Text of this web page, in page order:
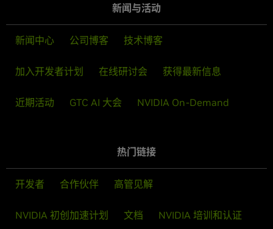
新闻与活动
新闻中心 公司博客 技术博客
加入开发者计划 在线研讨会 获得最新信息
近期活动 GTC AI 大会 NVIDIA On-Demand
热门链接
开发者 合作伙伴 高管见解
NVIDIA 初创加速计划 文档 NVIDIA 培训和认证